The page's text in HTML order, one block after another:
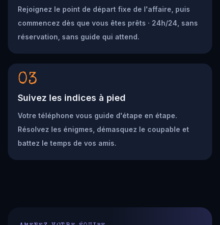
Rejoignez le point de départ fixe de l'affaire, puis
commencez dès que vous êtes prêts · 24h/24, sans
réservation, sans guide qui attend.
03
Suivez les indices à pied
Votre téléphone vous guide d'étape en étape.
Résolvez les énigmes, démasquez le coupable et
battez le temps de vos amis.